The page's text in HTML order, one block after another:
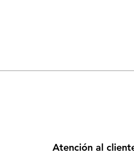
Atención al